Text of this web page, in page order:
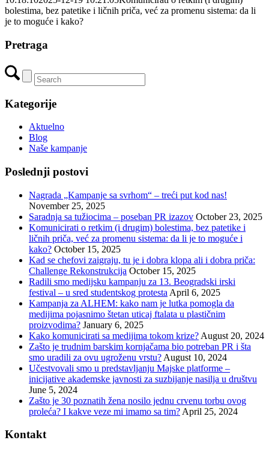
bolestima, bez patetike i ličnih priča, već za promenu sistema: da li
je to moguće i kako?
Pretraga
Kategorije
Aktuelno
Blog
Naše kampanje
Poslednji postovi
Nagrada „Kampanje sa svrhom“ – treći put kod nas!
November 25, 2025
Saradnja sa tužiocima – poseban PR izazov October 23, 2025
Komunicirati o retkim (i drugim) bolestima, bez patetike i
ličnih priča, već za promenu sistema: da li je to moguće i
kako? October 15, 2025
Kad se chefovi zaigraju, tu je i dobra klopa ali i dobra priča:
Challenge Rekonstrukcija October 15, 2025
Radili smo medijsku kampanju za 13. Beogradski irski
festival – u sred studentskog protesta April 6, 2025
Kampanja za ALHEM: kako nam je lutka pomogla da
medijima pojasnimo štetan uticaj ftalata u plastičnim
proizvodima? January 6, 2025
Kako komunicirati sa medijima tokom krize? August 20, 2024
Zašto je trudnim barskim kornjačama bio potreban PR i šta
smo uradili za ovu ugroženu vrstu? August 10, 2024
Učestvovali smo u predstavljanju Majske platforme –
inicijative akademske javnosti za suzbijanje nasilja u društvu
June 5, 2024
Zašto je 30 poznatih žena nosilo jednu crvenu torbu ovog
proleća? I kakve veze mi imamo sa tim? April 25, 2024
Kontakt